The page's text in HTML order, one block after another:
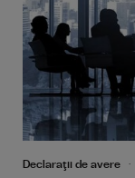
Declaraţii de avere